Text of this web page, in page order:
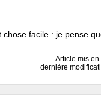
facile : je pense
Article mis
dernière